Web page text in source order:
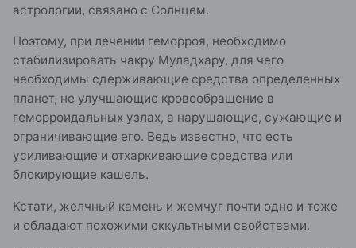
астрологии, связано с Солнцем.
Поэтому, при лечении геморроя, необходимо
стабилизировать чакру Муладхару, для чего
необходимы сдерживающие средства определенных
планет, не улучшающие кровообращение в
геморроидальных узлах, а нарушающие, сужающие и
ограничивающие его. Ведь известно, что есть
усиливающие и отхаркивающие средства или
блокирующие кашель.
Кстати, желчный камень и жемчуг почти одно и тоже
и обладают похожими оккультными свойствами.